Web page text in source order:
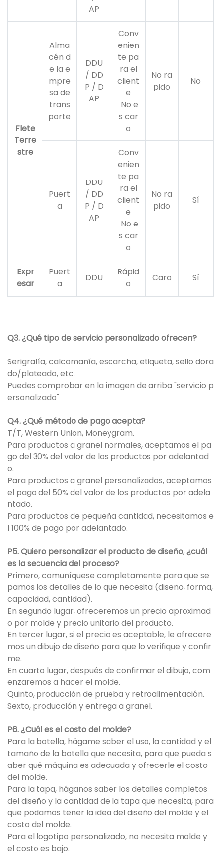
AP
Flete
Terre
stre
Alma
cén d
e la e
mpre
sa de
trans
porte
DDU
/ DD
P / D
AP
Conv
enien
te pa
ra el
client
e
No e
s car
o
No ra
pido
No
Puert
a
DDU
/ DD
P / D
AP
Conv
enien
te pa
ra el
client
e
No e
s car
o
No ra
pido
Sí
Expr
esar
Puert
a
DDU
Rápid
o
Caro Sí
Q3. ¿Qué tipo de servicio personalizado ofrecen?
Serigrafía, calcomanía, escarcha, etiqueta, sello dora
do/plateado, etc.
Puedes comprobar en la imagen de arriba "servicio p
ersonalizado"
Q4. ¿Qué método de pago acepta?
T/T, Western Union, Moneygram.
Para productos a granel normales, aceptamos el pa
go del 30% del valor de los productos por adelantad
o.
Para productos a granel personalizados, aceptamos
el pago del 50% del valor de los productos por adela
ntado.
Para productos de pequeña cantidad, necesitamos e
l 100% de pago por adelantado.
P5. Quiero personalizar el producto de diseño, ¿cuál
es la secuencia del proceso?
Primero, comuníquese completamente para que se
pamos los detalles de lo que necesita (diseño, forma,
capacidad, cantidad).
En segundo lugar, ofreceremos un precio aproximad
o por molde y precio unitario del producto.
En tercer lugar, si el precio es aceptable, le ofrecere
mos un dibujo de diseño para que lo verifique y confir
me.
En cuarto lugar, después de confirmar el dibujo, com
enzaremos a hacer el molde.
Quinto, producción de prueba y retroalimentación.
Sexto, producción y entrega a granel.
P6. ¿Cuál es el costo del molde?
Para la botella, hágame saber el uso, la cantidad y el
tamaño de la botella que necesita, para que pueda s
aber qué máquina es adecuada y ofrecerle el costo
del molde.
Para la tapa, háganos saber los detalles completos
del diseño y la cantidad de la tapa que necesita, para
que podamos tener la idea del diseño del molde y el
costo del molde.
Para el logotipo personalizado, no necesita molde y
el costo es bajo.